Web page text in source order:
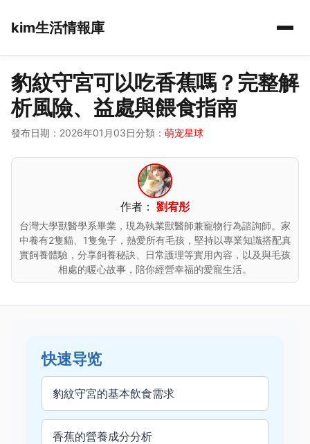
kim生活情報庫
豹紋守宮可以吃香蕉嗎？完整解
析風險、益處與餵食指南
發布日期：2026年01月03日分類： 萌宠星球
作者： 劉宥彤
台灣大學獸醫學系畢業，現為執業獸醫師兼寵物行為諮詢師。家
中養有2隻貓、1隻兔子，熱愛所有毛孩，堅持以專業知識搭配真
實飼養體驗，分享飼養秘訣、日常護理等實用內容，以及與毛孩
相處的暖心故事，陪你經營幸福的愛寵生活。
快速导览
豹紋守宮的基本飲食需求
香蕉的營養成分分析